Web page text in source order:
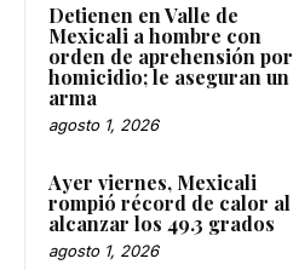
Detienen en Valle de
Mexicali a hombre con
orden de aprehensión por
homicidio; le aseguran un
arma
agosto 1, 2026
Ayer viernes, Mexicali
rompió récord de calor al
alcanzar los 49.3 grados
agosto 1, 2026